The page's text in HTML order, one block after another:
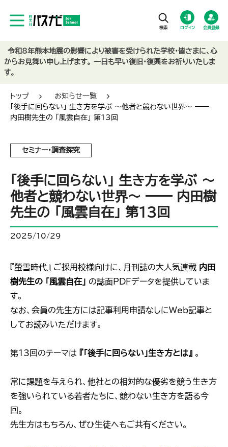
ログイン 会員登録
トップ
お知らせ一覧
「後手に回らない」 生き方を学ぶ ～他者と競わない世界～ ――
内田樹先生の 「風雲自在」 第13回
セミナー・調査探究
「後手に回らない」 生き方を学ぶ ～
他者と競わない世界～ ―― 内田樹
先生の 「風雲自在」 第13回
2025/10/29
『螢雪時代』 ご採用校様向けに、月刊誌の大人気連載 内田
樹先生の 「風雲自在」 の誌面PDFデータを提供していま
す。
なお、会員の先生方には記事利用申請なしにWeb記事と
してお読みいただけます。
第13回のテーマは 『「後手に回らない」生き方とは』 。
常に課題を与えられ、他社との相対的な優劣を競う生き方
を強いられている若者たちに、競わない生き方を語る今
回。
先生方はもちろん、ぜひ生徒へもご共有ください。
令和8年熊本地震の影響により被害を受けられた学校・皆さまに、心
からお見舞い申し上げます。 一日も早い復旧・復興をお祈りいたしま
す。